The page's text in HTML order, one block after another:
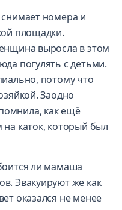
номера и
площадки.
выросла в этом
погулять с детьми.
потому что
Заодно
как ещё
каток, который был
ли мамаша
Эвакуируют же как
оказался не менее